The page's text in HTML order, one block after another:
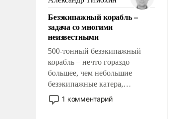
ответственность, помогать
слабым, идти вперед и
адаптироваться.
Безэкипажный корабль –
задача со многими
неизвестными
500-тонный безэкипажный
корабль – нечто гораздо
большее, чем небольшие
безэкипажные катера,
применение которых уже
стало обыденностью. Задача по
1 комментарий